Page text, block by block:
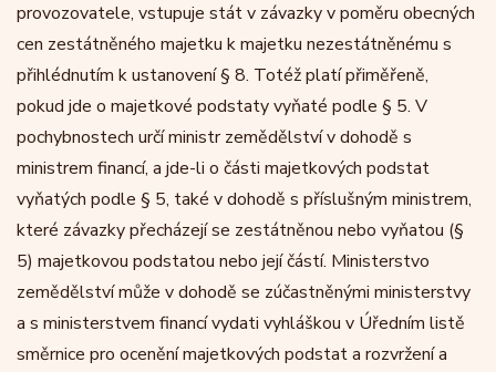
provozovatele, vstupuje stát v závazky v poměru obecných
cen zestátněného majetku k majetku nezestátněnému s
přihlédnutím k ustanovení § 8. Totéž platí přiměřeně,
pokud jde o majetkové podstaty vyňaté podle § 5. V
pochybnostech určí ministr zemědělství v dohodě s
ministrem financí, a jde-li o části majetkových podstat
vyňatých podle § 5, také v dohodě s příslušným ministrem,
které závazky přecházejí se zestátněnou nebo vyňatou (§
5) majetkovou podstatou nebo její částí. Ministerstvo
zemědělství může v dohodě se zúčastněnými ministerstvy
a s ministerstvem financí vydati vyhláškou v Úředním listě
směrnice pro ocenění majetkových podstat a rozvržení a